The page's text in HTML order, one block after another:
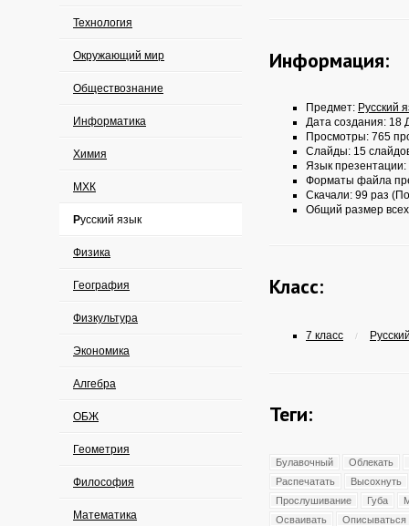
Технология
Окружающий мир
Обществознание
Информатика
Химия
МХК
Русский язык
Физика
География
Физкультура
Экономика
Алгебра
ОБЖ
Геометрия
Философия
Математика
Информация:
Предмет: Русский
Дата создания: 18
Просмотры: 765
Слайды: 15
Язык презентации:
Форматы файла
Скачали: 99 раз
Общий размер
Класс:
7 класс /
Теги:
Булавочный
Облекать
Распечатать
Высохнуть
Прослушивание
Губа
Осваивать
Описываться